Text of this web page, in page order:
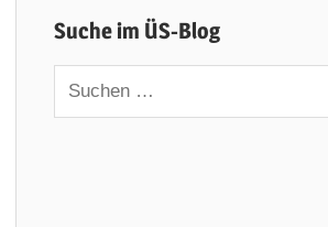
Suche im ÜS-Blog
Suchen
nach: